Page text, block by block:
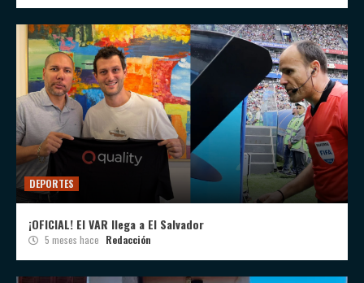
DEPORTES
¡OFICIAL! El VAR llega a El Salvador
5 meses hace Redacción